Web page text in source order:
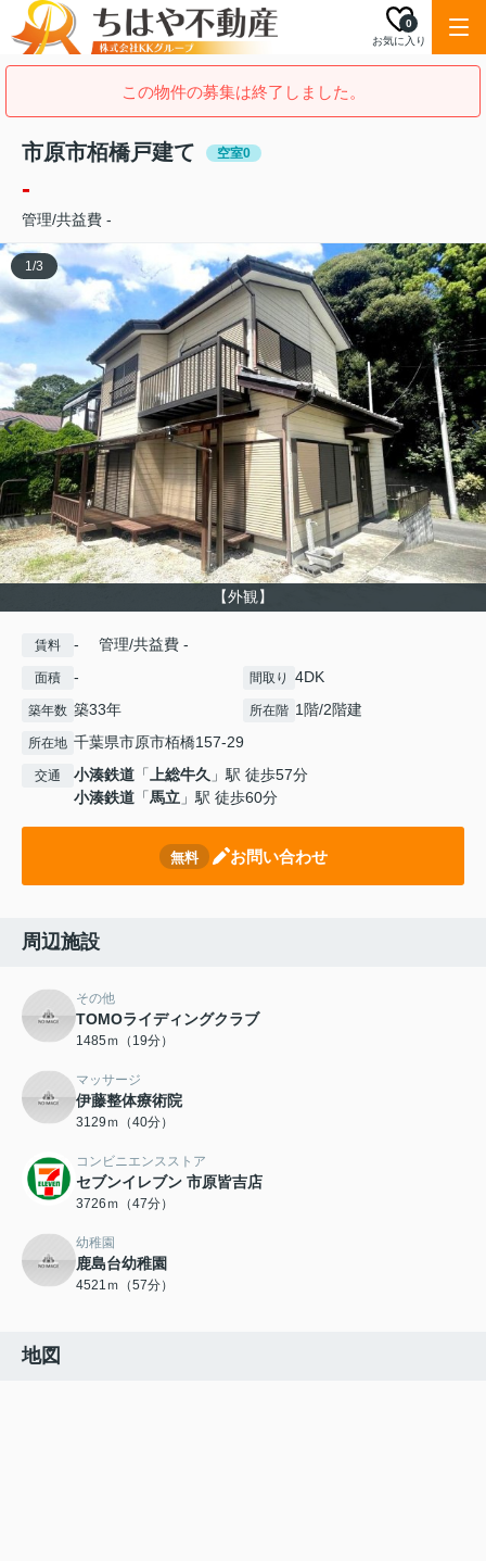
お気に入り
0
この物件の募集は終了しました。
市原市栢橋戸建て 空室0
-
管理/共益費 -
【外観】
1/3
賃料 - 管理/共益費 -
面積 - 間取り 4DK
築年数 築33年 所在階 1階/2階建
所在地 千葉県市原市栢橋157-29
交通 小湊鉄道 「上総牛久 」駅 徒歩57分
小湊鉄道 「馬立 」駅 徒歩60分
無料 お問い合わせ
周辺施設
その他
TOMOライディングクラブ
1485ｍ（19分）
マッサージ
伊藤整体療術院
3129ｍ（40分）
コンビニエンスストア
セブンイレブン 市原皆吉店
3726ｍ（47分）
幼稚園
鹿島台幼稚園
4521ｍ（57分）
地図